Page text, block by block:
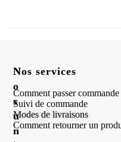
N
o
s
u
n
Nos services
Comment passer commande
Suivi de commande
Modes de livraisons
Comment retourner un